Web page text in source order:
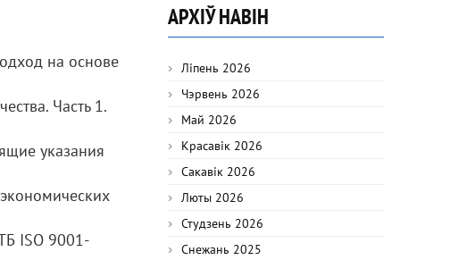
на основе
Часть 1.
указания
ISO 9001-
АРХІЎ НАВІН
Ліпень 2026
Чэрвень 2026
Май 2026
Красавік 2026
Сакавік 2026
Люты 2026
Студзень 2026
Снежань 2025